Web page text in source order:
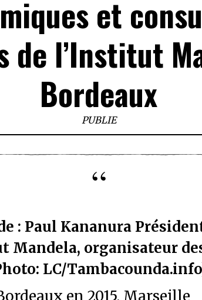
et
de l’Institut
Bordeaux
PUBLIE
: Paul Kananura
Mandela, organisateur
LC/
en 2015, Marseille